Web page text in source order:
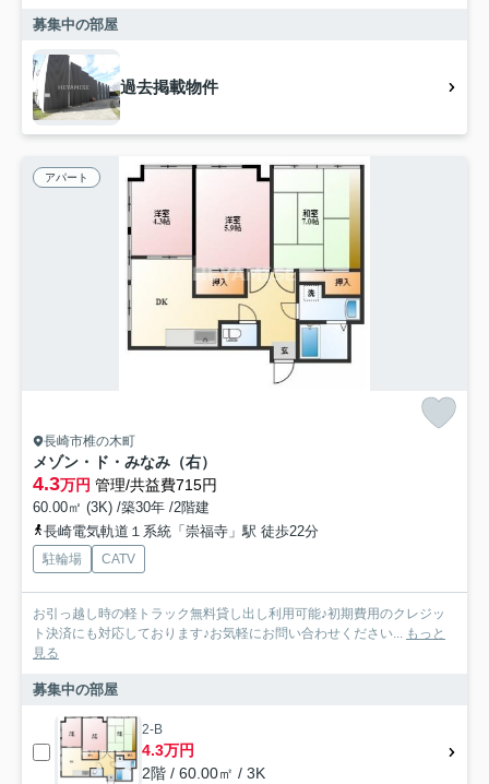
募集中の部屋
過去掲載物件
アパート
長崎市椎の木町
メゾン・ド・みなみ（右）
4.3万円 管理/共益費715円
60.00㎡ (3K) /築30年 /2階建
長崎電気軌道１系統「崇福寺」駅 徒歩22分
駐輪場 CATV
お引っ越し時の軽トラック無料貸し出し利用可能♪初期費用のクレジッ
ト決済にも対応しております♪お気軽にお問い合わせください... もっと
見る
募集中の部屋
2-B
4.3万円
2階 / 60.00㎡ / 3K